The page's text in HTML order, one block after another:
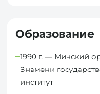
Образование
1990 г. — Минский
Знамени
институт